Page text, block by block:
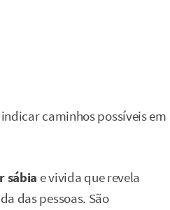
caminhos possíveis em
sábia e vivida que revela
das pessoas. São